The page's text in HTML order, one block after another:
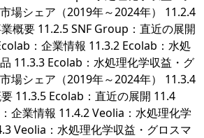
場シェア（2019年～2024年） 11.2.4
概要 11.2.5 SNF Group：直近の展開
：企業情報 11.3.2 Ecolab：水処
11.3.3 Ecolab：水処理化学収益・グ
場シェア（2019年～2024年） 11.3.4
11.3.5 Ecolab：直近の展開 11.4
企業情報 11.4.2 Veolia：水処理化学
Veolia：水処理化学収益・グロスマ